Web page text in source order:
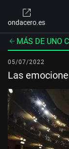
ondacero.es
MÁS DE UNO
05/07/2022
Las